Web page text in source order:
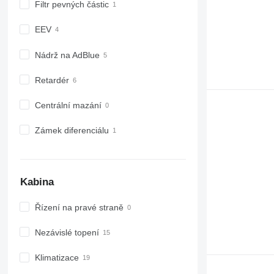
Filtr pevných částic
EEV
Nádrž na AdBlue
Retardér
Centrální mazání
Zámek diferenciálu
Kabina
Řízení na pravé straně
Nezávislé topení
Klimatizace